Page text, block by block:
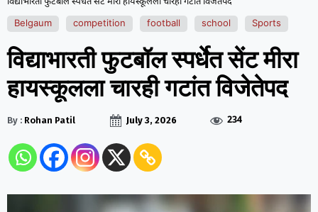
Belgaum
competition football school Sports
विद्याभारती फुटबॉल स्पर्धेत सेंट मीरा
हायस्कूलला चारही गटांत विजेतेपद
By : Rohan Patil July 3, 2026 234